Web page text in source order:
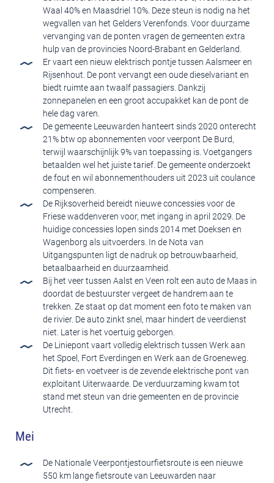
Waal 40% en Maasdriel 10%. Deze steun is nodig na het
wegvallen van het Gelders Verenfonds. Voor duurzame
vervanging van de ponten vragen de gemeenten extra
hulp van de provincies Noord-Brabant en Gelderland.
Er vaart een nieuw elektrisch pontje tussen Aalsmeer en
Rijsenhout. De pont vervangt een oude dieselvariant en
biedt ruimte aan twaalf passagiers. Dankzij
zonnepanelen en een groot accupakket kan de pont de
hele dag varen.
De gemeente Leeuwarden hanteert sinds 2020 onterecht
21% btw op abonnementen voor veerpont De Burd,
terwijl waarschijnlijk 9% van toepassing is. Voetgangers
betaalden wel het juiste tarief. De gemeente onderzoekt
de fout en wil abonnementhouders uit 2023 uit coulance
compenseren.
De Rijksoverheid bereidt nieuwe concessies voor de
Friese waddenveren voor, met ingang in april 2029. De
huidige concessies lopen sinds 2014 met Doeksen en
Wagenborg als uitvoerders. In de Nota van
Uitgangspunten ligt de nadruk op betrouwbaarheid,
betaalbaarheid en duurzaamheid.
Bij het veer tussen Aalst en Veen rolt een auto de Maas in
doordat de bestuurster vergeet de handrem aan te
trekken. Ze staat op dat moment een foto te maken van
de rivier. De auto zinkt snel, maar hindert de veerdienst
niet. Later is het voertuig geborgen.
De Liniepont vaart volledig elektrisch tussen Werk aan
het Spoel, Fort Everdingen en Werk aan de Groeneweg.
Dit fiets- en voetveer is de zevende elektrische pont van
exploitant Uiterwaarde. De verduurzaming kwam tot
stand met steun van drie gemeenten en de provincie
Utrecht.
Mei
De Nationale Veerpontjestourfietsroute is een nieuwe
550 km lange fietsroute van Leeuwarden naar